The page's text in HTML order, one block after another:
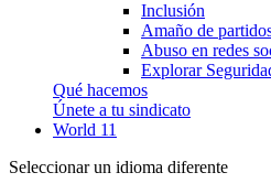
Inclusión
Amaño de
Abuso en redes
Explorar
Qué hacemos
Únete a tu sindicato
World 11
Seleccionar un idioma diferente